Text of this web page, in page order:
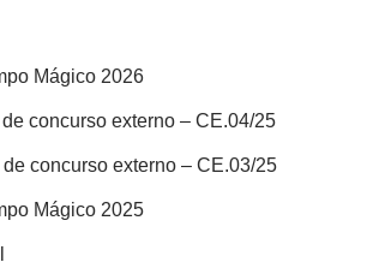
Mágico 2026
concurso externo – CE.04/25
concurso externo – CE.03/25
Mágico 2025